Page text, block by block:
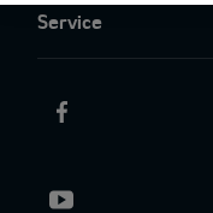
Service